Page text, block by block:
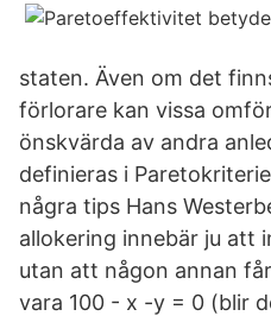
staten. Även om det
förlorare kan vissa
önskvärda av andra
definieras i
några tips Hans
allokering innebär ju att
utan att någon annan
vara 100 - x -y = 0 (blir